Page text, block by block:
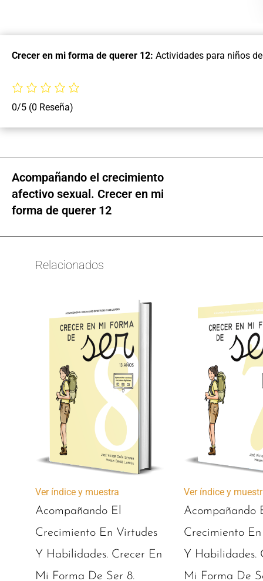
Crecer en mi forma de querer 12: Actividades para niños
0/5 (0 Reseña)
Acompañando el crecimiento
afectivo sexual. Crecer en mi
forma de querer 12
Relacionados
Ver índice y muestra
Acompañando El
Crecimiento En Virtudes
Y Habilidades. Crecer En
Mi Forma De Ser 8.
Ver índice y
Acompañando
Crecimiento
Y Habilidades.
Mi Forma De